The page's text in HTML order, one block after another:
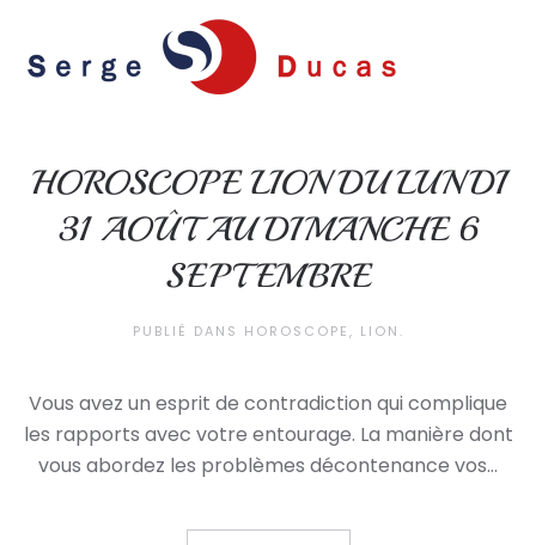
Skip to main content
HOROSCOPE LION DU LUNDI
31 AOÛT AU DIMANCHE 6
SEPTEMBRE
PUBLIÉ DANS HOROSCOPE, LION .
Vous avez un esprit de contradiction qui complique
les rapports avec votre entourage. La manière dont
vous abordez les problèmes décontenance vos...